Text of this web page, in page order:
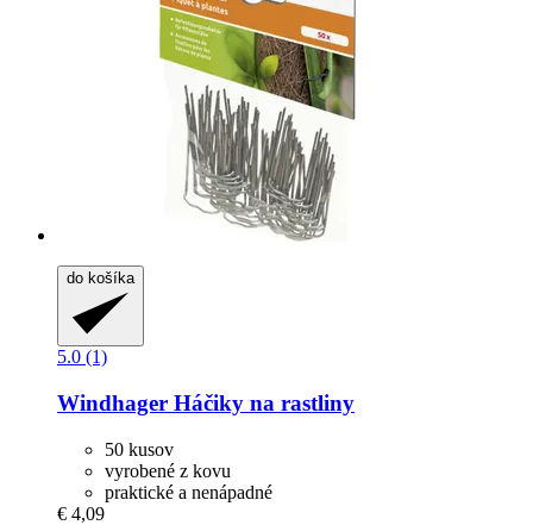
do košíka
5.0 (1)
Windhager Háčiky na rastliny
50 kusov
vyrobené z kovu
praktické a nenápadné
€ 4,09